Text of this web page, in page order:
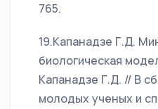
765.
19.Капанадзе Г.Д.
биологическая
Капанадзе Г.Д. // В
молодых ученых и